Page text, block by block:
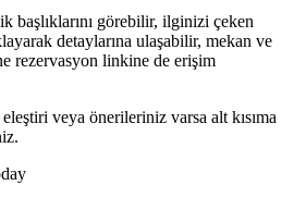
başlıklarını görebilir, ilginizi çeken
detaylarına ulaşabilir, mekan ve
rezervasyon linkine de erişim
veya önerileriniz varsa alt kısıma